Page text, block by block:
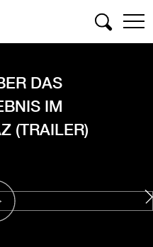
Suchen
DAS
IM
(TRAILER)